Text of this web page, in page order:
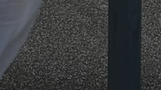
do „Ustawień
dane osobowe w następujących
charakterystyki
Spersonalizowane reklamy i